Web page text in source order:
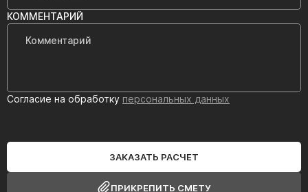
КОММЕНТАРИЙ
Согласие на обработку персональных данных
ЗАКАЗАТЬ РАСЧЕТ
ПРИКРЕПИТЬ СМЕТУ